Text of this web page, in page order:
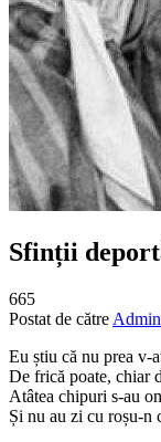
Sfinții
665
Postat de către
Eu știu că nu prea v-
De frică poate, chiar
Atâtea chipuri s-au
Și nu au zi cu roșu-n